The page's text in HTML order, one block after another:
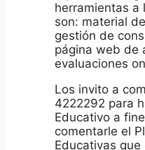
herramientas a
son: material
gestión de
página web de
evaluaciones
Los invito a
4222292 para
Educativo a
comentarle el
Educativas